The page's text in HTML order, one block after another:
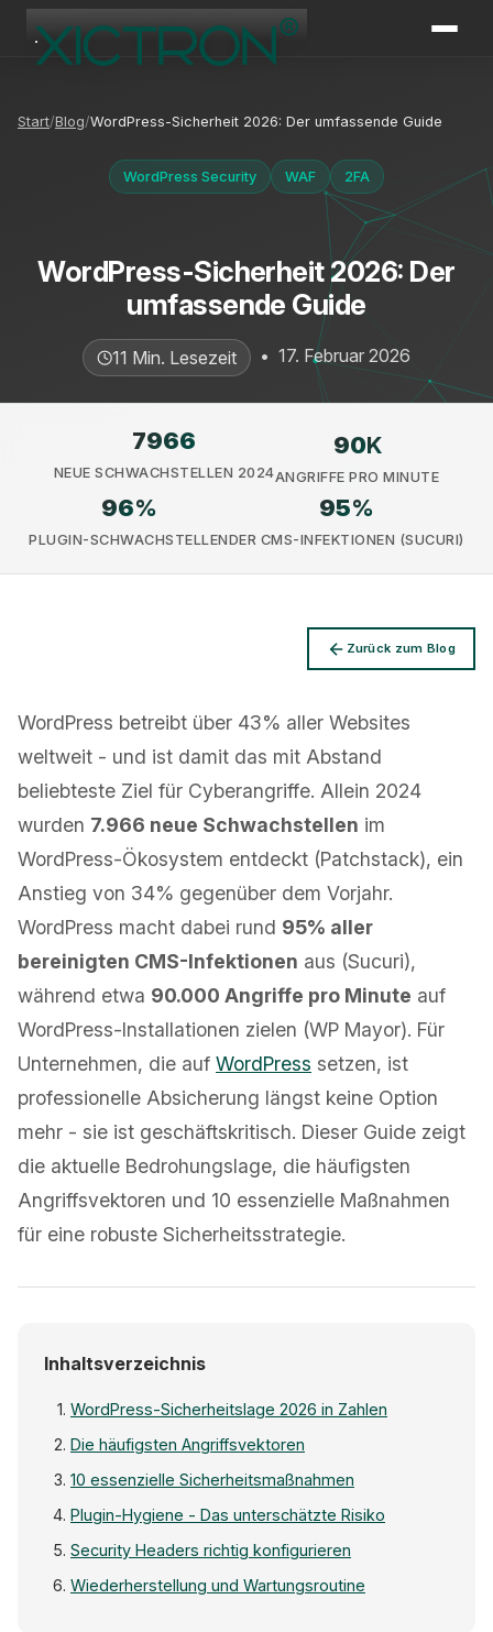
Start Blog WordPress-Sicherheit 2026: Der umfassende Guide
WordPress Security WAF 2FA
WordPress-Sicherheit 2026: Der
umfassende Guide
11 Min. Lesezeit • 17. Februar 2026
7966
NEUE SCHWACHSTELLEN 2024
90K
ANGRIFFE PRO MINUTE
96%
PLUGIN-SCHWACHSTELLEN
95%
DER CMS-INFEKTIONEN (SUCURI)
Zurück zum Blog
WordPress betreibt über 43% aller Websites
weltweit - und ist damit das mit Abstand
beliebteste Ziel für Cyberangriffe. Allein 2024
wurden 7.966 neue Schwachstellen im
WordPress-Ökosystem entdeckt (Patchstack), ein
Anstieg von 34% gegenüber dem Vorjahr.
WordPress macht dabei rund 95% aller
bereinigten CMS-Infektionen aus (Sucuri),
während etwa 90.000 Angriffe pro Minute auf
WordPress-Installationen zielen (WP Mayor). Für
Unternehmen, die auf WordPress setzen, ist
professionelle Absicherung längst keine Option
mehr - sie ist geschäftskritisch. Dieser Guide zeigt
die aktuelle Bedrohungslage, die häufigsten
Angriffsvektoren und 10 essenzielle Maßnahmen
für eine robuste Sicherheitsstrategie.
Inhaltsverzeichnis
WordPress-Sicherheitslage 2026 in Zahlen
Die häufigsten Angriffsvektoren
10 essenzielle Sicherheitsmaßnahmen
Plugin-Hygiene - Das unterschätzte Risiko
Security Headers richtig konfigurieren
Wiederherstellung und Wartungsroutine
XICTRON
Datenschutz